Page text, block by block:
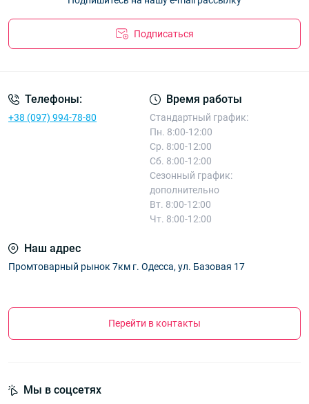
Подписаться
Телефоны:
+38 (097) 994-78-80
Время работы
Стандартный график:
Пн. 8:00-12:00
Ср. 8:00-12:00
Сб. 8:00-12:00
Сезонный график:
дополнительно
Вт. 8:00-12:00
Чт. 8:00-12:00
Наш адрес
Промтоварный рынок 7км г. Одесса, ул. Базовая 17
Перейти в контакты
Мы в соцсетях